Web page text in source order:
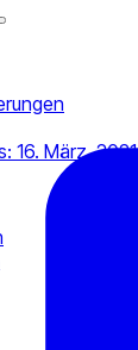
16. März, 2021